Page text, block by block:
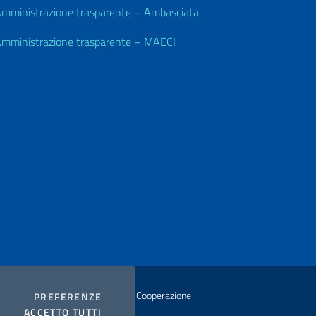
PREFERENZE COOKIES
ACCETTO TUTTI
trasparente – Ambasciata
trasparente – MAECI
degli Affari Esteri e della Cooperazione